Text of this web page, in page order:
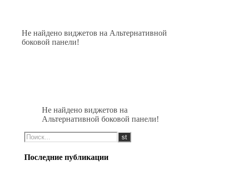
Не найдено виджетов на Альтернативной
боковой панели!
Не найдено виджетов на
Альтернативной боковой панели!
Последние публикации